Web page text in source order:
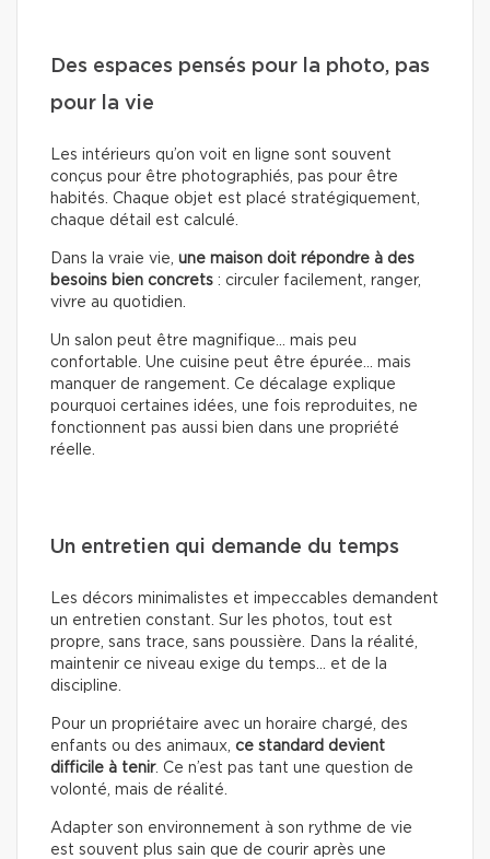
Des espaces pensés pour la photo, pas
pour la vie
Les intérieurs qu’on voit en ligne sont souvent
conçus pour être photographiés, pas pour être
habités. Chaque objet est placé stratégiquement,
chaque détail est calculé.
Dans la vraie vie, une maison doit répondre à des
besoins bien concrets : circuler facilement, ranger,
vivre au quotidien.
Un salon peut être magnifique… mais peu
confortable. Une cuisine peut être épurée… mais
manquer de rangement. Ce décalage explique
pourquoi certaines idées, une fois reproduites, ne
fonctionnent pas aussi bien dans une propriété
réelle.
Un entretien qui demande du temps
Les décors minimalistes et impeccables demandent
un entretien constant. Sur les photos, tout est
propre, sans trace, sans poussière. Dans la réalité,
maintenir ce niveau exige du temps… et de la
discipline.
Pour un propriétaire avec un horaire chargé, des
enfants ou des animaux, ce standard devient
difficile à tenir. Ce n’est pas tant une question de
volonté, mais de réalité.
Adapter son environnement à son rythme de vie
est souvent plus sain que de courir après une